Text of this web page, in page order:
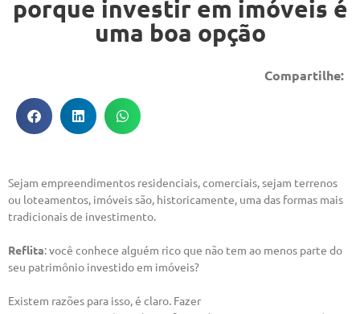
porque investir em imóveis é
uma boa opção
Compartilhe:
Sejam empreendimentos residenciais, comerciais, sejam terrenos
ou loteamentos, imóveis são, historicamente, uma das formas mais
tradicionais de investimento.
Reflita: você conhece alguém rico que não tem ao menos parte do
seu patrimônio investido em imóveis?
Existem razões para isso, é claro. Fazer